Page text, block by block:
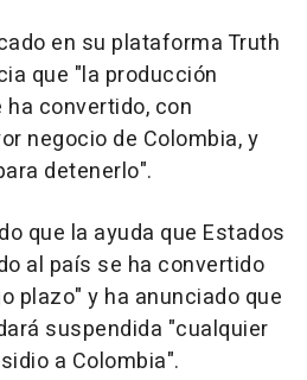
en su plataforma Truth
que "la producción
convertido, con
negocio de Colombia, y
detenerlo".
que la ayuda que Estados
al país se ha convertido
plazo" y ha anunciado que
suspendida "cualquier
a Colombia".